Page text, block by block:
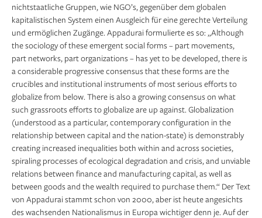
nichtstaatliche Gruppen, wie NGO’s, gegenüber dem globalen
kapitalistischen System einen Ausgleich für eine gerechte Verteilung
und ermöglichen Zugänge. Appadurai formulierte es so: „Although
the sociology of these emergent social forms – part movements,
part networks, part organizations – has yet to be developed, there is
a considerable progressive consensus that these forms are the
crucibles and institutional instruments of most serious efforts to
globalize from below. There is also a growing consensus on what
such grassroots efforts to globalize are up against. Globalization
(understood as a particular, contemporary configuration in the
relationship between capital and the nation-state) is demonstrably
creating increased inequalities both within and across societies,
spiraling processes of ecological degradation and crisis, and unviable
relations between finance and manufacturing capital, as well as
between goods and the wealth required to purchase them.“ Der Text
von Appadurai stammt schon von 2000, aber ist heute angesichts
des wachsenden Nationalismus in Europa wichtiger denn je. Auf der